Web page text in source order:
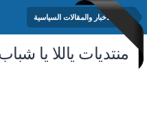
منتدى الأخبار والمقالات السياسية
منتديات ياللا يا شباب